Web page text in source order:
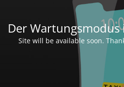
Der
Site will be available soon.